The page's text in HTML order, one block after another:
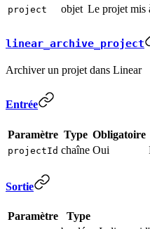
project objet Le projet mis
linear_archive_project
Archiver un projet dans Linear
Entrée
Paramètre Type Obligatoire
projectId chaîne Oui
Sortie
Paramètre Type